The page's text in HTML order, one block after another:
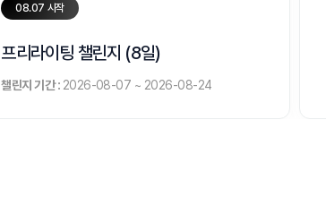
08.07 시작
프리라이팅 챌린지 (8일)
챌린지 기간 : 2026-08-07 ~ 2026-08-24